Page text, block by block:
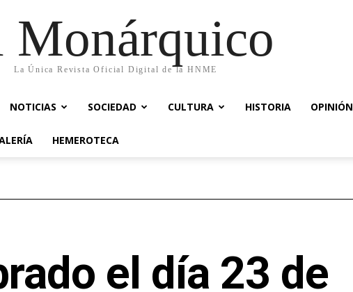
Monárquico
La Única Revista Oficial Digital de la HNME
NOTICIAS SOCIEDAD CULTURA HISTORIA OPINIÓN
HEMEROTECA
el día 23 de